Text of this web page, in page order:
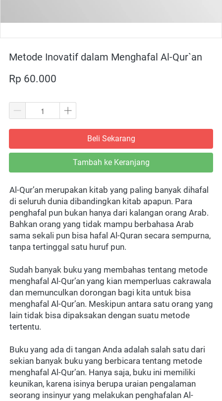
Metode Inovatif dalam Menghafal Al-Qur`an
Rp 60.000
`Beli Sekarang
`
Tambah ke Keranjang
Al-Qur’an merupakan kitab yang paling banyak dihafal
di seluruh dunia dibandingkan kitab apapun. Para
penghafal pun bukan hanya dari kalangan orang Arab.
Bahkan orang yang tidak mampu berbahasa Arab
sama sekali pun bisa hafal Al-Quran secara sempurna,
tanpa tertinggal satu huruf pun.
Sudah banyak buku yang membahas tentang metode
menghafal Al-Qur’an yang kian memperluas cakrawala
dan memunculkan dorongan bagi kita untuk bisa
menghafal Al-Qur’an. Meskipun antara satu orang yang
lain tidak bisa dipaksakan dengan suatu metode
tertentu.
Buku yang ada di tangan Anda adalah salah satu dari
sekian banyak buku yang berbicara tentang metode
menghafal Al-Qur’an. Hanya saja, buku ini memiliki
keunikan, karena isinya berupa uraian pengalaman
seorang insinyur yang melakukan penghafalan Al-